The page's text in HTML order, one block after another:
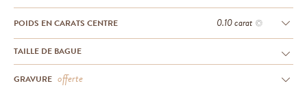
POIDS EN CARATS CENTRE 0.10 carat
TAILLE DE BAGUE
GRAVURE offerte